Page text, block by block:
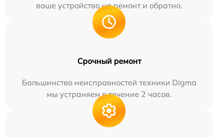
ваше устройство на ремонт и обратно.
Срочный ремонт
Большинство неисправностей техники Digma
мы устраняем в течение 2 часов.